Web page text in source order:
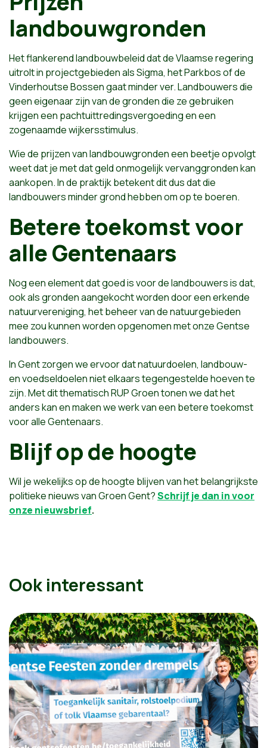
landbouwgronden
Het flankerend landbouwbeleid dat de Vlaamse regering
uitrolt in projectgebieden als Sigma, het Parkbos of de
Vinderhoutse Bossen gaat minder ver. Landbouwers die
geen eigenaar zijn van de gronden die ze gebruiken
krijgen een pachtuittredingsvergoeding en een
zogenaamde wijkersstimulus.
Wie de prijzen van landbouwgronden een beetje opvolgt
weet dat je met dat geld onmogelijk vervanggronden kan
aankopen. In de praktijk betekent dit dus dat die
landbouwers minder grond hebben om op te boeren.
Betere toekomst voor
alle Gentenaars
Nog een element dat goed is voor de landbouwers is dat,
ook als gronden aangekocht worden door een erkende
natuurvereniging, het beheer van de natuurgebieden
mee zou kunnen worden opgenomen met onze Gentse
landbouwers.
In Gent zorgen we ervoor dat natuurdoelen, landbouw-
en voedseldoelen niet elkaars tegengestelde hoeven te
zijn. Met dit thematisch RUP Groen tonen we dat het
anders kan en maken we werk van een betere toekomst
voor alle Gentenaars.
Blijf op de hoogte
Wil je wekelijks op de hoogte blijven van het belangrijkste
politieke nieuws van Groen Gent?Schrijf je dan in voor
onze nieuwsbrief.
Ook interessant